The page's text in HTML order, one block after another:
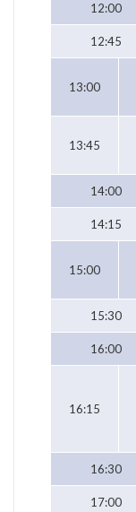
12:00
12:45
13:00
13:45
14:00
14:15
15:00
15:30
16:00
16:15
16:30
17:00